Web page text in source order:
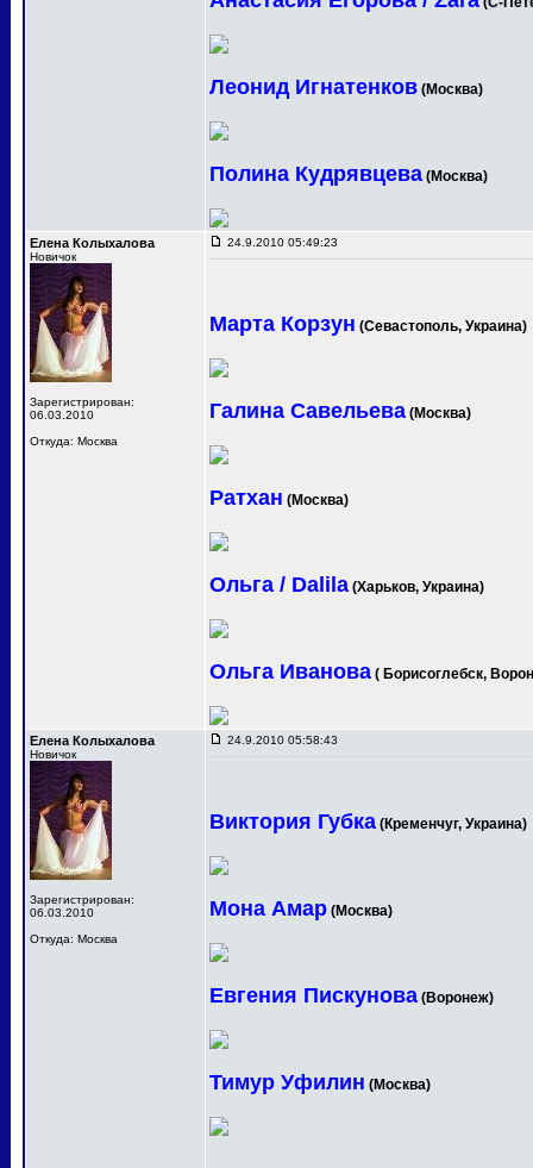
Леонид Игнатенков (Москва)
Полина Кудрявцева (Москва)
Елена Колыхалова
Новичок
Зарегистрирован:
06.03.2010
Откуда: Москва
24.9.2010 05:49:23
Марта Корзун (Севастополь, Украина)
Галина Савельева (Москва)
Ратхан (Москва)
Ольга / Dalila (Харьков, Украина)
Ольга Иванова ( Борисоглебск,
Елена Колыхалова
Новичок
Зарегистрирован:
06.03.2010
Откуда: Москва
24.9.2010 05:58:43
Виктория Губка (Кременчуг, Украина)
Мона Амар (Москва)
Евгения Пискунова (Воронеж)
Тимур Уфилин (Москва)